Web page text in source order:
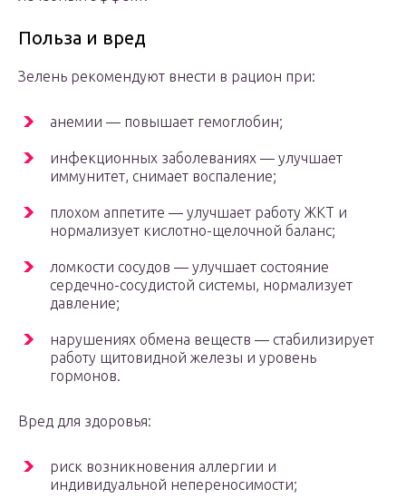
Польза и вред
Зелень рекомендуют внести в рацион при:
анемии — повышает гемоглобин;
инфекционных заболеваниях — улучшает
иммунитет, снимает воспаление;
плохом аппетите — улучшает работу ЖКТ и
нормализует кислотно-щелочной баланс;
ломкости сосудов — улучшает состояние
сердечно-сосудистой системы, нормализует
давление;
нарушениях обмена веществ — стабилизирует
работу щитовидной железы и уровень
гормонов.
Вред для здоровья:
риск возникновения аллергии и
индивидуальной непереносимости;